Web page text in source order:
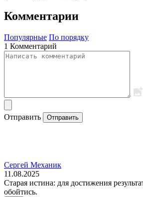
Комментарии
Популярные По порядку
1 Комментарий
Отправить Отправить
Сергей Механик
11.08.2025
Старая истина: для достижения
обойтись.